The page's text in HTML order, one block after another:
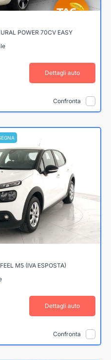
POWER 70CV EASY
Dettagli auto
Confronta
M5 (IVA ESPOSTA)
Dettagli auto
Confronta